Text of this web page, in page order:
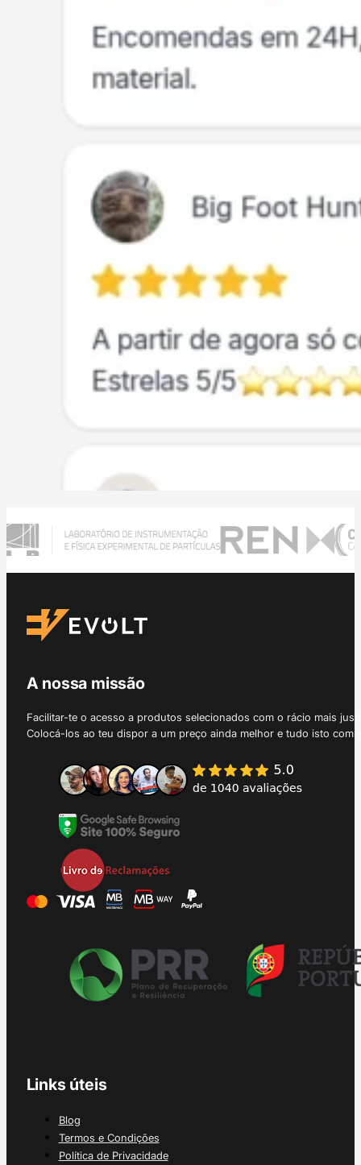
A nossa missão
Facilitar-te o acesso a produtos selecionados com o rácio mais
Colocá-los ao teu dispor a um preço ainda melhor e tudo isto
Links úteis
Blog
Termos e Condições
Política de Privacidade